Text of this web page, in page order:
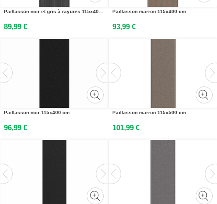
Paillasson noir et gris à rayures 115x400 cm
89,99 €
Paillasson marron 115x400 cm
93,99 €
Paillasson noir 115x400 cm
96,99 €
Paillasson marron 115x500 cm
101,99 €